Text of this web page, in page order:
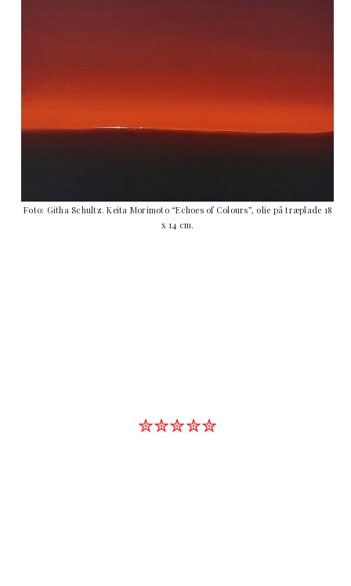
Foto: Githa Schultz. Keita Morimoto “Echoes of Colours”, olie på træplade 18
x 14 cm.
✮✮✮✮✮